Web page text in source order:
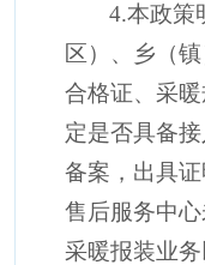
4.本政策
区）、乡（
合格证、采
定是否具备
备案，出具
售后服务中
采暖报装业务